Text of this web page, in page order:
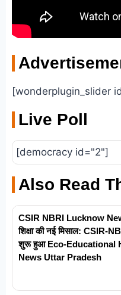
[wonderplugin_slider
Live Poll
[democracy id="2"]
Also Read
CSIR NBRI Lucknow
शिक्षा की नई मिसाल: CSIR-
शुरू हुआ Eco-Educational
News Uttar Pradesh